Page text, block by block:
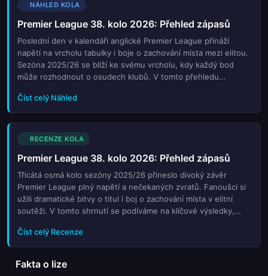
NÁHLED KOLA
Premier League 38. kolo 2026: Přehled zápasů
Poslední den v kalendáři anglické Premier League přináží
napětí na vrcholu tabulky i boje o zachování místa mezi elitou.
Sezóna 2025/26 se blíží ke svému vrcholu, kdy každý bod
může rozhodnout o osudech klubů. V tomto přehledu
osmého kola. Zjistěte, kdo má největší šanci na korunovaci
mistrem a které týmy budou bojovat až do posledního dechu
proti sestupu. Analyzujeme aktuální formu týmů, výpady
hvězd a strategické tahy trenérů. Nechte se provést
atmosférou finále sezóny, kde každá minuta hřeje krev
fanouškům po celém světě. Sledujte naše předpovědi a tipy
pro sázky na závěrečnou částku nejpopulárnějšího
fotbalového šampionátu Evropy.
Číst celý Náhled
RECENZE KOLA
Premier League 38. kolo 2026: Přehled zápasů
Třicátá osmá kolo sezóny 2025/26 přineslo divoký závěr
Premier League plný napětí a nečekaných zvratů. Fanoušci si
užili dramatické bitvy o titul i boj o zachování místa v elitní
soutěži. V tomto shrnutí se podíváme na klíčové výsledky,
ligy, rozhodující góly a trenérské tahy, které ovlivnily osudy
klubů v posledním kole. Zjistěte, kdo si vybojoval místo v
evropských pohárech a které týmy slavily historické úspěchy
nebo trpěly překvapivým pádem. Tento přehled vám poskytne
Číst celý Recenze
Fakta o lize